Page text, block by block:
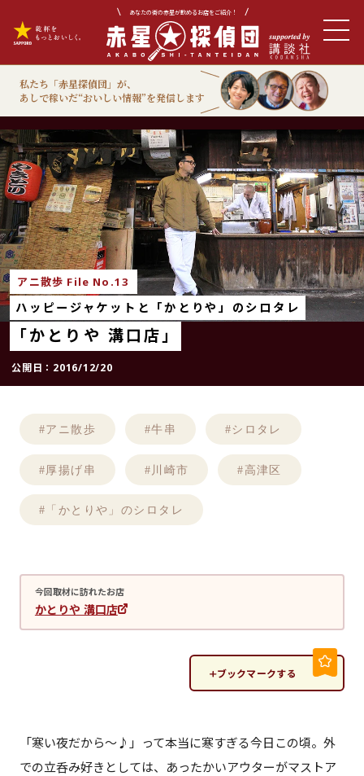
あなたの街の赤星が飲めるお店をご紹介！
私たち「赤星探偵団」が、
あしで稼いだ“おいしい情報”を発信します
アニ散歩 File No.13
ハッピージャケットと「かとりや」のシロタレ
「かとりや 溝口店」
公開日： 2016/12/20
#アニ散歩 #牛串 #シロタレ
#厚揚げ串 #川崎市 #高津区
#「かとりや」のシロタレ
今回取材に訪れたお店
かとりや 溝口店
ブックマークする
「寒い夜だから～♪」って本当に寒すぎる今日この頃。外
での立呑み好きとしては、あったかいアウターがマストア